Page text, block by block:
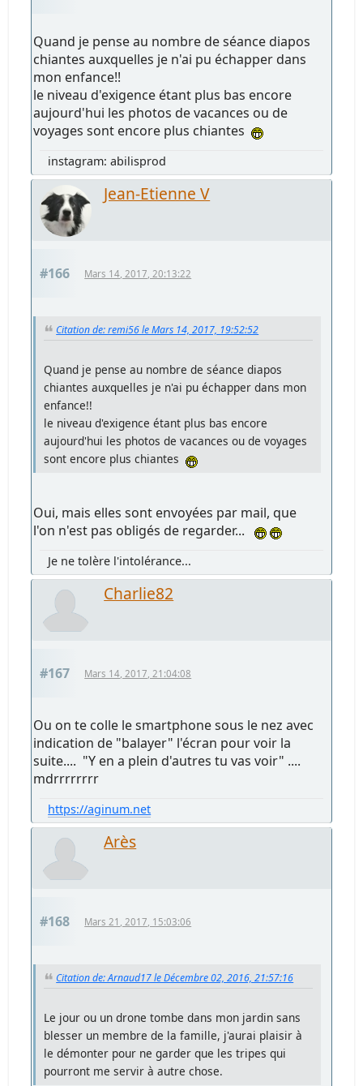
Quand je pense au nombre de séance diapos
chiantes auxquelles je n'ai pu échapper dans
mon enfance!!
le niveau d'exigence étant plus bas encore
aujourd'hui les photos de vacances ou de
voyages sont encore plus chiantes
instagram: abilisprod
Jean-Etienne V
#166 Mars 14, 2017, 20:13:22
Citation de: remi56 le Mars 14, 2017, 19:52:52
Quand je pense au nombre de séance diapos
chiantes auxquelles je n'ai pu échapper dans mon
enfance!!
le niveau d'exigence étant plus bas encore
aujourd'hui les photos de vacances ou de voyages
sont encore plus chiantes
Oui, mais elles sont envoyées par mail, que
l'on n'est pas obligés de regarder...
Je ne tolère l'intolérance...
Charlie82
#167 Mars 14, 2017, 21:04:08
Ou on te colle le smartphone sous le nez avec
indication de "balayer" l'écran pour voir la
suite.... "Y en a plein d'autres tu vas voir" ....
mdrrrrrrrr
https://aginum.net
Arès
#168 Mars 21, 2017, 15:03:06
Citation de: Arnaud17 le Décembre 02, 2016, 21:57:16
Le jour ou un drone tombe dans mon jardin sans
blesser un membre de la famille, j'aurai plaisir à
le démonter pour ne garder que les tripes qui
pourront me servir à autre chose.